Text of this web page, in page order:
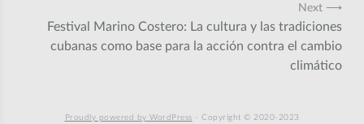
Next ⟶
Festival Marino Costero: La cultura y las tradiciones
cubanas como base para la acción contra el cambio
climático
Proudly powered by WordPress - Copyright © 2020-2023